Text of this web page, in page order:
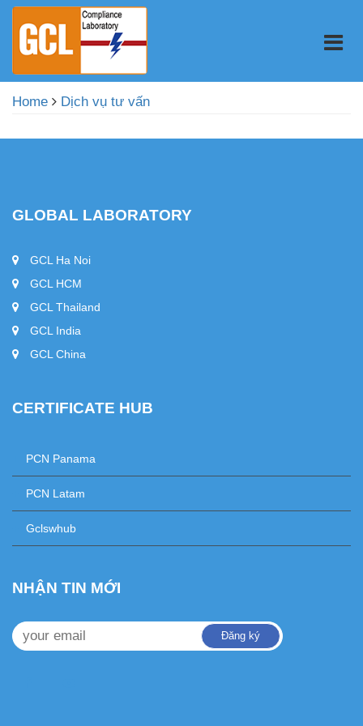
Home Dịch vụ tư vấn
GLOBAL LABORATORY
GCL Ha Noi
GCL HCM
GCL Thailand
GCL India
GCL China
CERTIFICATE HUB
PCN Panama
PCN Latam
Gclswhub
NHẬN TIN MỚI
Đăng ký